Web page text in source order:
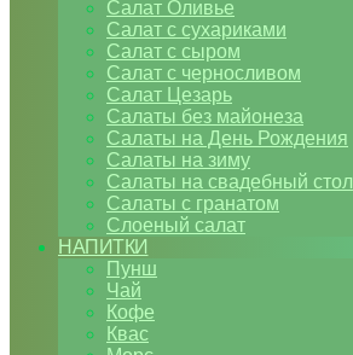
Салат Оливье
Салат с сухариками
Салат с сыром
Салат с черносливом
Салат Цезарь
Салаты без майонеза
Салаты на День Рождения
Салаты на зиму
Салаты на свадебный стол
Салаты с гранатом
Слоеный салат
НАПИТКИ
Пунш
Чай
Кофе
Квас